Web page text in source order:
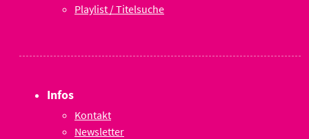
Playlist / Titelsuche
Infos
Kontakt
Newsletter